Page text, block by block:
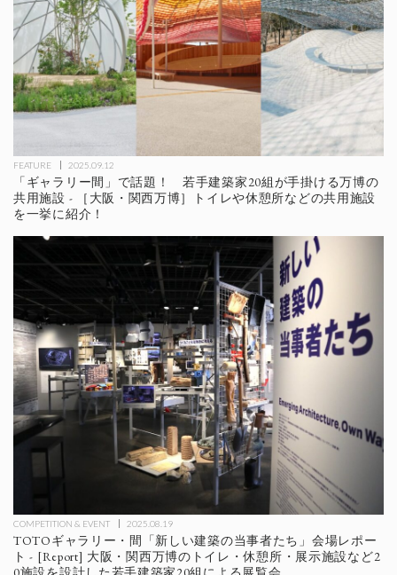
FEATURE 2025.09.12
「ギャラリー間」で話題！ 若手建築家20組が手掛ける万博の
共用施設 - ［大阪・関西万博］トイレや休憩所などの共用施設
を一挙に紹介！
COMPETITION & EVENT 2025.08.19
TOTOギャラリー・間「新しい建築の当事者たち」会場レポー
ト - [Report] 大阪・関西万博のトイレ・休憩所・展示施設など2